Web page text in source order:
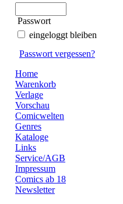
Passwort
eingeloggt bleiben
Passwort vergessen?
Home
Warenkorb
Verlage
Vorschau
Comicwelten
Genres
Kataloge
Links
Service/AGB
Impressum
Comics ab 18
Newsletter